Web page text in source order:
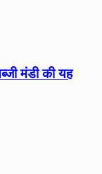
मंडी की यह